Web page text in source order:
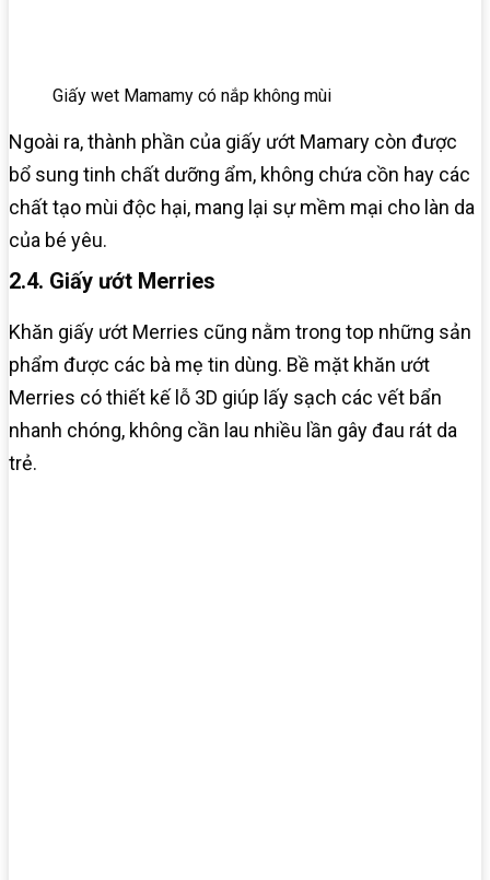
Giấy wet Mamamy có nắp không mùi
Ngoài ra, thành phần của giấy ướt Mamary còn được
bổ sung tinh chất dưỡng ẩm, không chứa cồn hay các
chất tạo mùi độc hại, mang lại sự mềm mại cho làn da
của bé yêu.
2.4. Giấy ướt Merries
Khăn giấy ướt Merries cũng nằm trong top những sản
phẩm được các bà mẹ tin dùng. Bề mặt khăn ướt
Merries có thiết kế lỗ 3D giúp lấy sạch các vết bẩn
nhanh chóng, không cần lau nhiều lần gây đau rát da
trẻ.